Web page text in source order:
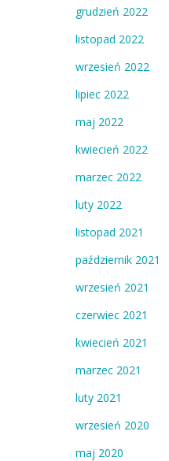
grudzień 2022
listopad 2022
wrzesień 2022
lipiec 2022
maj 2022
kwiecień 2022
marzec 2022
luty 2022
listopad 2021
październik 2021
wrzesień 2021
czerwiec 2021
kwiecień 2021
marzec 2021
luty 2021
wrzesień 2020
maj 2020